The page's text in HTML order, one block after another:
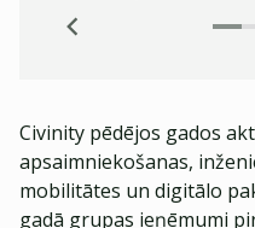
Civinity pēdējos gados
apsaimniekošanas,
mobilitātes un digitālo
gadā grupas ieņēmumi